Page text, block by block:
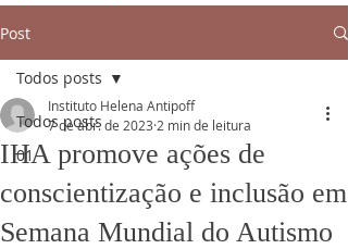
Post
Todos posts
01
Todos posts
IHA promove ações de
conscientização e inclusão em
Semana Mundial do Autismo
Instituto Helena Antipoff
7 de abr. de 2023 2 min de leitura